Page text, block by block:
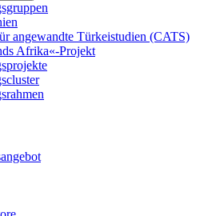
angewandte Türkeistudien (CATS)
Afrika«-Projekt